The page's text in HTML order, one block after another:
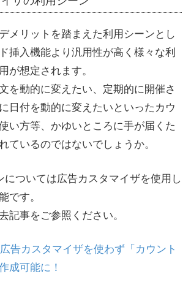
メリットを踏まえた利用シーンとし
挿入機能より汎用性が高く様々な利
が想定されます。
を動的に変えたい、定期的に開催さ
日付を動的に変えたいといったカウ
い方等、かゆいところに手が届くた
ているのではないでしょうか。
ついては広告カスタマイザを使用し
です。
記事をご参照ください。
広告カスタマイザを使わず「カウント
成可能に！